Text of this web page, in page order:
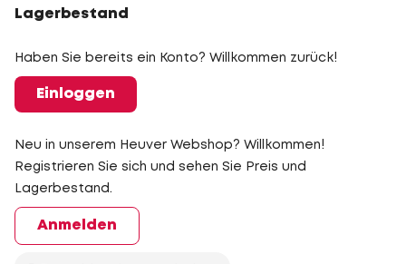
Lagerbestand
Haben Sie bereits ein Konto? Willkommen zurück!
Einloggen
Neu in unserem Heuver Webshop? Willkommen!
Registrieren Sie sich und sehen Sie Preis und
Lagerbestand.
Anmelden